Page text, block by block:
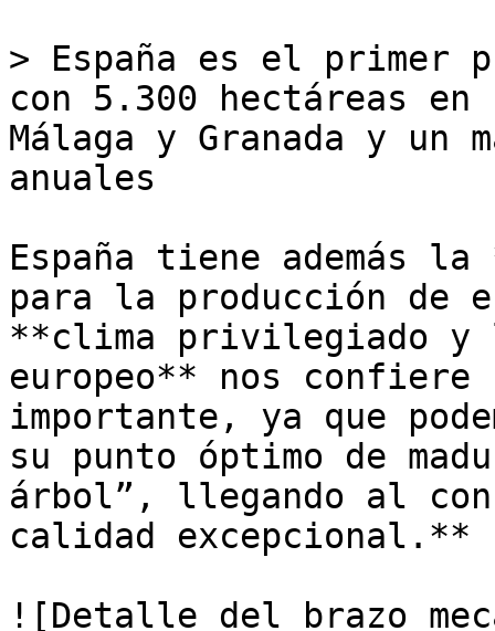
> España es el primer
con 5.300 hectáreas
Málaga y Granada y un
anuales
España tiene además
para la producción de
**clima privilegiado y
europeo** nos confiere
importante, ya que
su punto óptimo de
árbol”, llegando al
calidad excepcional.**
![Detalle del brazo